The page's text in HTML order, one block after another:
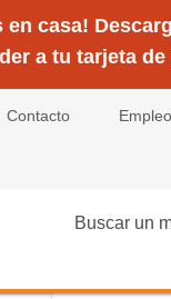
en casa!
a tu tarjeta
Contacto
Buscar un